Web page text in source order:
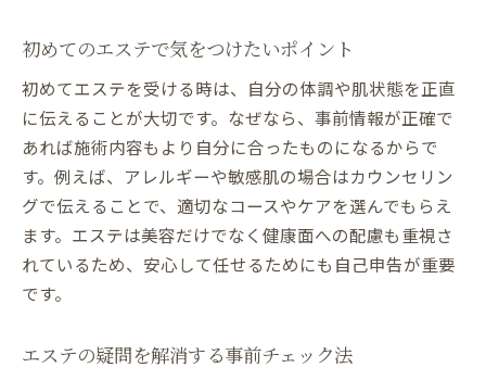
エステ選びで失敗しない判断基準まとめ
エステQ&Aで納得できる選び方を紹介
エステの疑問や不安をQ&Aでサポート
エステの疑問をQ&A形式で詳しく解説
エステ利用時の不安を解消するポイント
エステ初心者の気になる疑問に回答
エステに関する不安や悩みをサポート
エステのよくある質問と安心対策
エステ体験前の不安をQ&Aでクリアに
初めてのエステで気をつけたいポイント
初めてエステを受ける時は、自分の体調や肌状態を正直
に伝えることが大切です。なぜなら、事前情報が正確で
あれば施術内容もより自分に合ったものになるからで
す。例えば、アレルギーや敏感肌の場合はカウンセリン
グで伝えることで、適切なコースやケアを選んでもらえ
ます。エステは美容だけでなく健康面への配慮も重視さ
れているため、安心して任せるためにも自己申告が重要
です。
エステの疑問を解消する事前チェック法